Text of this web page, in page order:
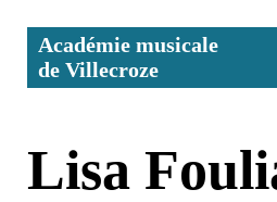
contenu.
Aller
à
personnels
Académie musicale
de Villecroze
Lisa